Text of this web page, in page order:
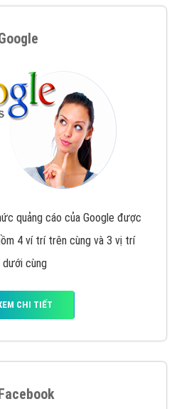
quảng cáo của Google được
4 ví trí trên cùng và 3 vị trí
dưới cùng
CHI TIẾT